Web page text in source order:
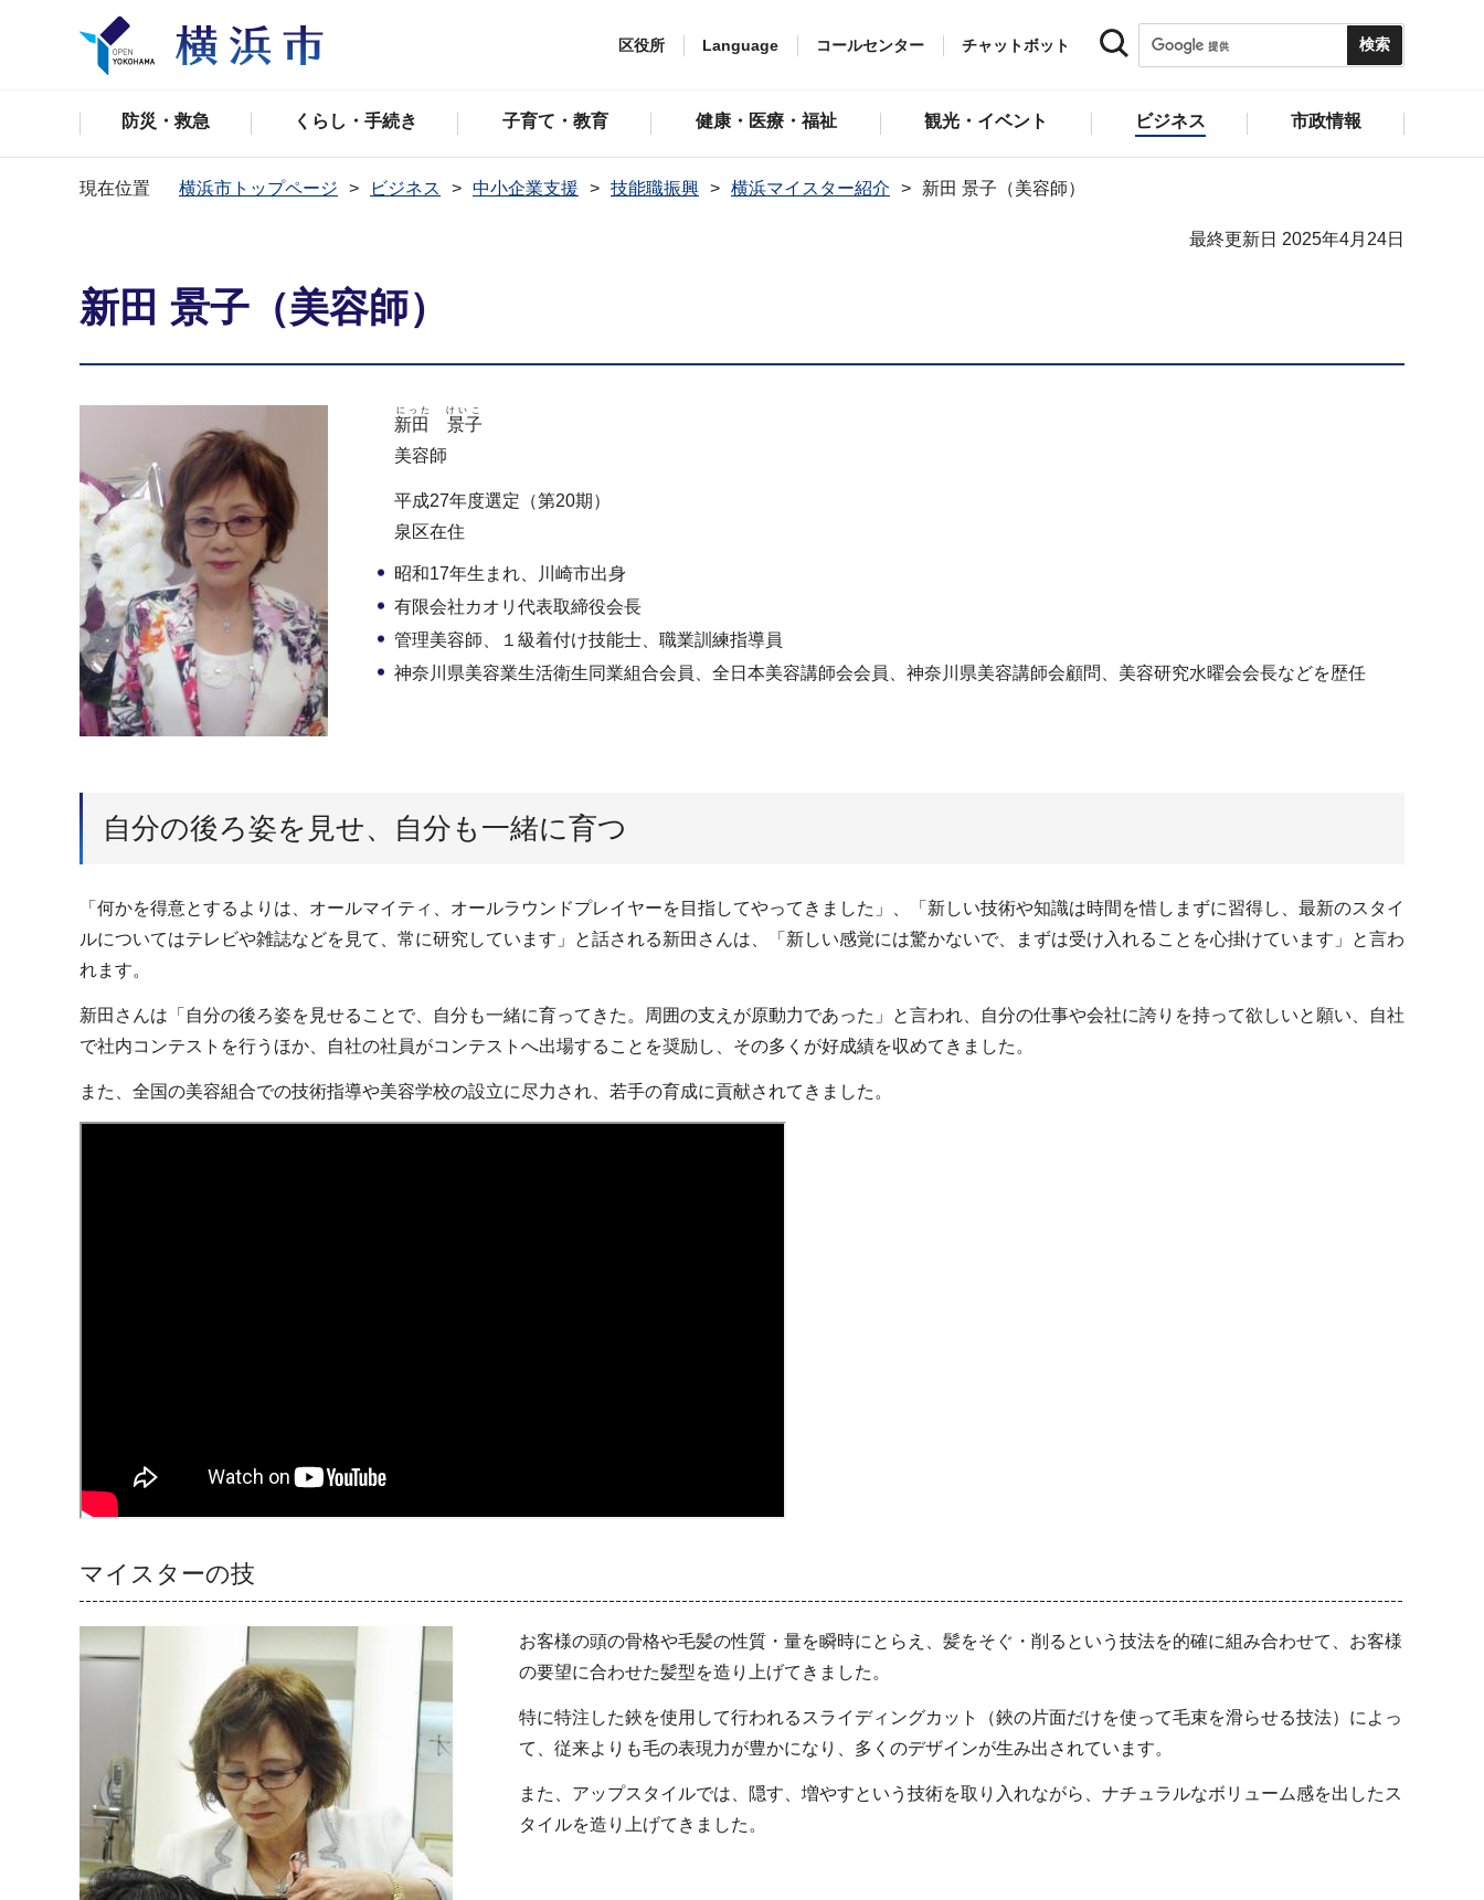
区役所 Language コールセンター チャットボット
防災・救急 くらし・手続き 子育て・教育 健康・医療・福祉 観光・イベント ビジネス 市政情報
現在位置 横浜市トップページ ビジネス 中小企業支援 技能職振興 横浜マイスター紹介 新田 景子（美容師）
最終更新日 2025年4月24日
新田 景子（美容師）
新田 景子
にった けいこ
美容師
平成27年度選定（第20期）
泉区在住
昭和17年生まれ、川崎市出身
有限会社カオリ代表取締役会長
管理美容師、１級着付け技能士、職業訓練指導員
神奈川県美容業生活衛生同業組合会員、全日本美容講師会会員、神奈川県美容講師会顧問、美容研究水曜会会長などを歴任
自分の後ろ姿を見せ、自分も一緒に育つ
「何かを得意とするよりは、オールマイティ、オールラウンドプレイヤーを目指してやってきました」、「新しい技術や知識は時間を惜しまずに習得し、最新のスタイ
ルについてはテレビや雑誌などを見て、常に研究しています」と話される新田さんは、「新しい感覚には驚かないで、まずは受け入れることを心掛けています」と言わ
れます。
新田さんは「自分の後ろ姿を見せることで、自分も一緒に育ってきた。周囲の支えが原動力であった」と言われ、自分の仕事や会社に誇りを持って欲しいと願い、自社
で社内コンテストを行うほか、自社の社員がコンテストへ出場することを奨励し、その多くが好成績を収めてきました。
また、全国の美容組合での技術指導や美容学校の設立に尽力され、若手の育成に貢献されてきました。
マイスターの技
お客様の頭の骨格や毛髪の性質・量を瞬時にとらえ、髪をそぐ・削るという技法を的確に組み合わせて、お客様
の要望に合わせた髪型を造り上げてきました。
特に特注した鋏を使用して行われるスライディングカット（鋏の片面だけを使って毛束を滑らせる技法）によっ
て、従来よりも毛の表現力が豊かになり、多くのデザインが生み出されています。
また、アップスタイルでは、隠す、増やすという技術を取り入れながら、ナチュラルなボリューム感を出したス
タイルを造り上げてきました。